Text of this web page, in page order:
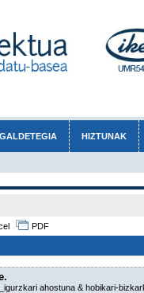
GALDETEGIA HIZTUNAK
PDF
ahostuna & hobikari-